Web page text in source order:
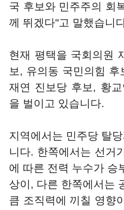
국 후보와 민주주의 회
께 뛰겠다"고 말했습니
현재 평택을 국회의원
보, 유의동 국민의힘
재연 진보당 후보, 황
을 벌이고 있습니다.
지역에서는 민주당 탈
니다. 한쪽에서는 선거
에 따른 전력 누수가 승
상이, 다른 한쪽에서는
큼 조직력에 끼칠 영향